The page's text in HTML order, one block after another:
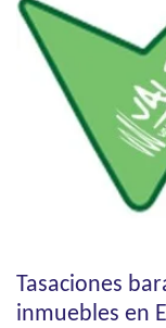
Tasaciones
inmuebles en